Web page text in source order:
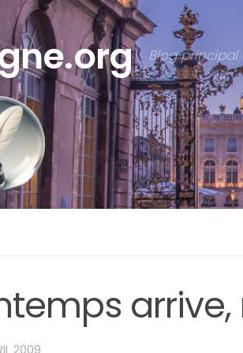
Blog principal
2009